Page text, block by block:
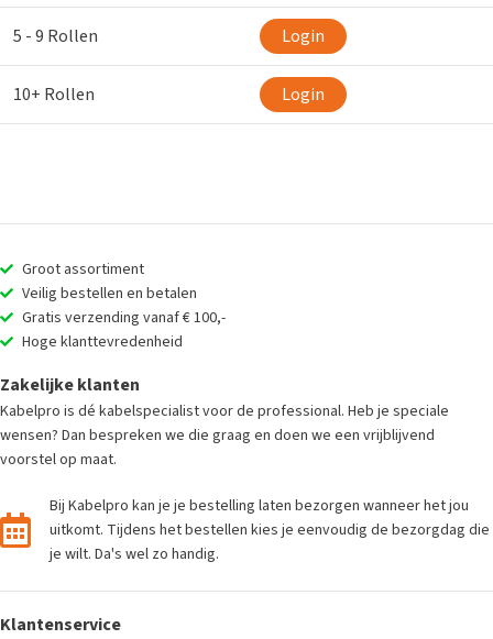
5 - 9 Rollen Login
10+ Rollen Login
Groot assortiment
Veilig bestellen en betalen
Gratis verzending vanaf € 100,-
Hoge klanttevredenheid
Zakelijke klanten
Kabelpro is dé kabelspecialist voor de professional. Heb je speciale
wensen? Dan bespreken we die graag en doen we een vrijblijvend
voorstel op maat.
Bij Kabelpro kan je je bestelling laten bezorgen wanneer het jou
uitkomt. Tijdens het bestellen kies je eenvoudig de bezorgdag die
je wilt. Da's wel zo handig.
Klantenservice